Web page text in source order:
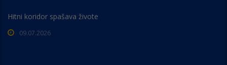
Hitni koridor spašava živote
09.07.2026